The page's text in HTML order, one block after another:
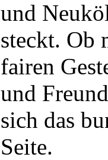
und
steckt. Ob
fairen
und
sich das
Seite.